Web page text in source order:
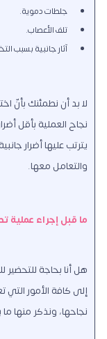
جلطات دموية.
تلف الأعصاب.
آثار جانبية بسبب
لا بد أن نطمئنك بأنّ
نجاح العملية بأقل
يترتب عليها أضرار
والتعامل معها.
ما قبل إجراء عملية
هل أنا بحاجة
إلى كافة الأمور التي
نجاحها، ونذكر منها